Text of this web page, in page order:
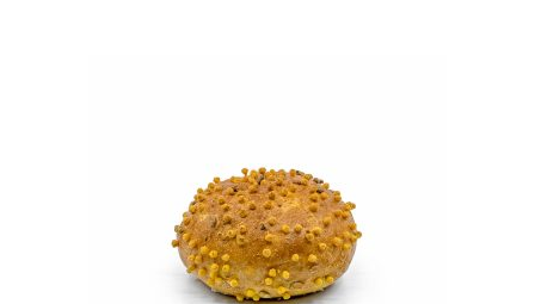
TOEVOEGEN AAN